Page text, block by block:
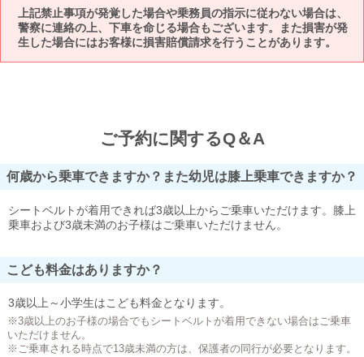
上記禁止事項が発覚した場合や乗務員の指示に従わない場合は、
警察に連絡の上、下車を命じる場合もございます。また損害が発
生した場合にはお客様に損害賠償請求を行うことがあります。
ご予約に関するQ＆A
何歳から乗車できますか？また幼児は膝上乗車できますか？
シートベルトが着用できれば3歳以上からご乗車いただけます。膝上
乗車および3歳未満のお子様はご乗車いただけません。
こども料金はありますか？
3歳以上～小学生はこども料金となります。
※3歳以上のお子様の場合でもシートベルトが着用できない場合はご乗車
いただけません。
※ご乗車される時点で13歳未満の方は、保護者の同行が必要となります。